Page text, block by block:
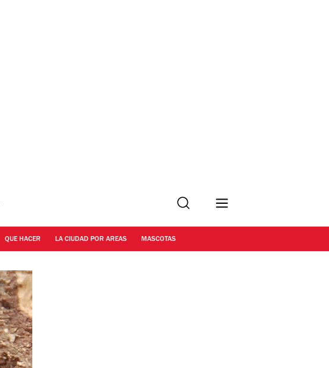
Buscar
QUE HACER LA CIUDAD POR AREAS MASCOTAS